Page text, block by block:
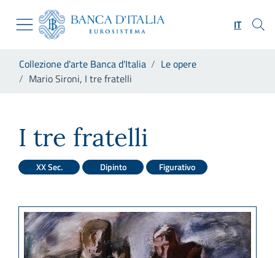
Skip to Main Content
Vai al sito istituzionale
Vai al menu di navigazione
Vai alla ricerca
Vai al footer
IT
Collezione d'arte Banca d'Italia
Le opere
Mario Sironi, I tre fratelli
I tre fratelli
XX Sec. Dipinto Figurativo